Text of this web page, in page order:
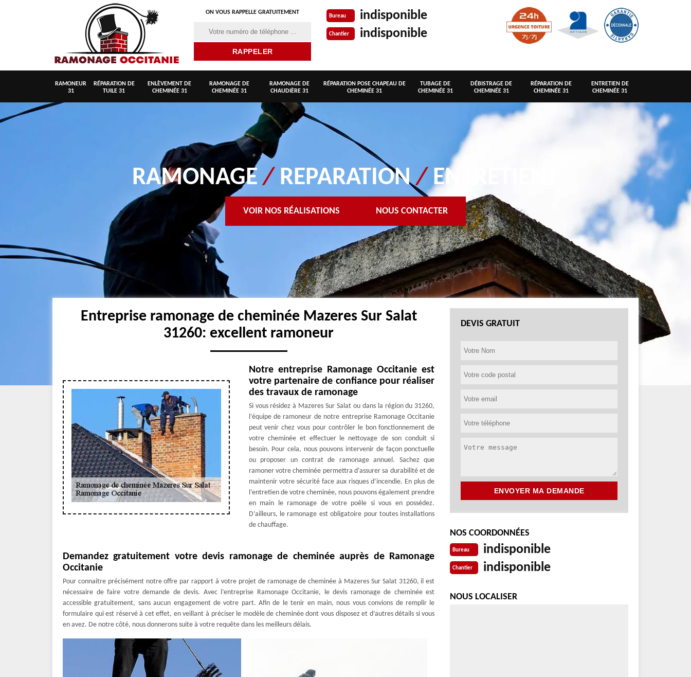
ON VOUS RAPPELLE GRATUITEMENT
Bureau indisponible
Chantier indisponible
RAMONEUR
31
RÉPARATION DE
TUILE 31
ENLÈVEMENT DE
CHEMINÉE 31
RAMONAGE DE
CHEMINÉE 31
RAMONAGE DE
CHAUDIÈRE 31
RÉPARATION POSE CHAPEAU DE
CHEMINÉE 31
TUBAGE DE
CHEMINÉE 31
DÉBISTRAGE DE
CHEMINÉE 31
RÉPARATION DE
CHEMINÉE 31
ENTRETIEN DE
CHEMINÉE 31
RAMONAGE/ REPARATION/ ENTRETIENT
VOIR NOS RÉALISATIONS NOUS CONTACTER
Entreprise ramonage de cheminée Mazeres Sur Salat
31260: excellent ramoneur
Notre entreprise Ramonage Occitanie est
votre partenaire de confiance pour réaliser
des travaux de ramonage
Si vous résidez à Mazeres Sur Salat ou dans la région du 31260,
l’équipe de ramoneur de notre entreprise Ramonage Occitanie
peut venir chez vous pour contrôler le bon fonctionnement de
votre cheminée et effectuer le nettoyage de son conduit si
besoin. Pour cela, nous pouvons intervenir de façon ponctuelle
ou proposer un contrat de ramonage annuel. Sachez que
ramoner votre cheminée permettra d’assurer sa durabilité et de
maintenir votre sécurité face aux risques d’incendie. En plus de
l’entretien de votre cheminée, nous pouvons également prendre
en main le ramonage de votre poêle si vous en possédez.
D’ailleurs, le ramonage est obligatoire pour toutes installations
de chauffage.
Demandez gratuitement votre devis ramonage de cheminée auprès de Ramonage
Occitanie
Pour connaitre précisément notre offre par rapport à votre projet de ramonage de cheminée à Mazeres Sur Salat 31260, il est
nécessaire de faire votre demande de devis. Avec l’entreprise Ramonage Occitanie, le devis ramonage de cheminée est
accessible gratuitement, sans aucun engagement de votre part. Afin de le tenir en main, nous vous convions de remplir le
formulaire qui est réservé à cet effet, en veillant à préciser le modèle de cheminée dont vous disposez et d’autres détails si vous
en avez. De notre côté, nous donnerons suite à votre requête dans les meilleurs délais.
DEVIS GRATUIT
NOS COORDONNÉES
Bureau indisponible
Chantier indisponible
NOUS LOCALISER